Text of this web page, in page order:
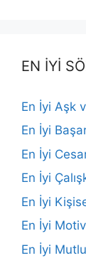
EN İYİ
En İyi Aşk
En İyi
En İyi
En İyi
En İyi
En İyi
En İyi